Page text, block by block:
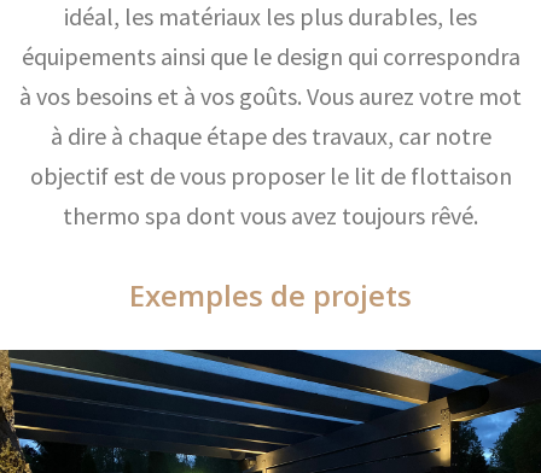
idéal, les matériaux les plus durables, les
équipements ainsi que le design qui correspondra
à vos besoins et à vos goûts. Vous aurez votre mot
à dire à chaque étape des travaux, car notre
objectif est de vous proposer le lit de flottaison
thermo spa dont vous avez toujours rêvé.
Exemples de projets
Exemples de projets